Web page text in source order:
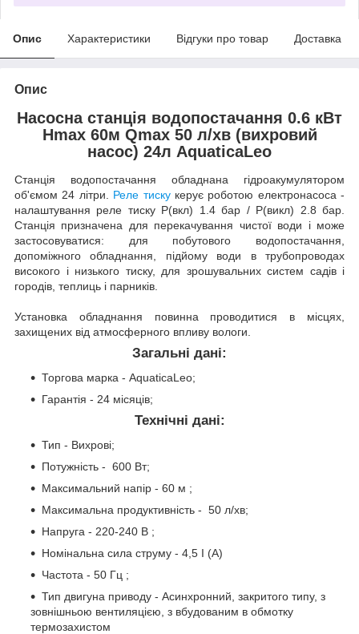
Опис Характеристики Відгуки про товар Доставка
Опис
Насосна станція водопостачання 0.6 кВт
Hmax 60м Qmax 50 л/хв (вихровий
насос) 24л AquaticaLeo
Станція водопостачання обладнана гідроакумулятором
об'ємом 24 літри. Реле тискукерує роботою електронасоса -
налаштування реле тиску Р(вкл) 1.4 бар / Р(викл) 2.8 бар.
Станція призначена для перекачування чистої води і може
застосовуватися: для побутового водопостачання,
допоміжного обладнання, підйому води в трубопроводах
високого і низького тиску, для зрошувальних систем садів і
городів, теплиць і парників.
Установка обладнання повинна проводитися в місцях,
захищених від атмосферного впливу вологи.
Загальні дані:
Торгова марка - AquaticaLeo;
Гарантія - 24 місяців;
Технічні дані:
Тип - Вихрові;
Потужність - 600 Вт;
Максимальний напір - 60 м ;
Максимальна продуктивність - 50 л/хв;
Напруга - 220-240 В ;
Номінальна сила струму - 4,5 I (А)
Частота - 50 Гц ;
Тип двигуна приводу - Асинхронний, закритого типу, з
зовнішньою вентиляцією, з вбудованим в обмотку
термозахистом